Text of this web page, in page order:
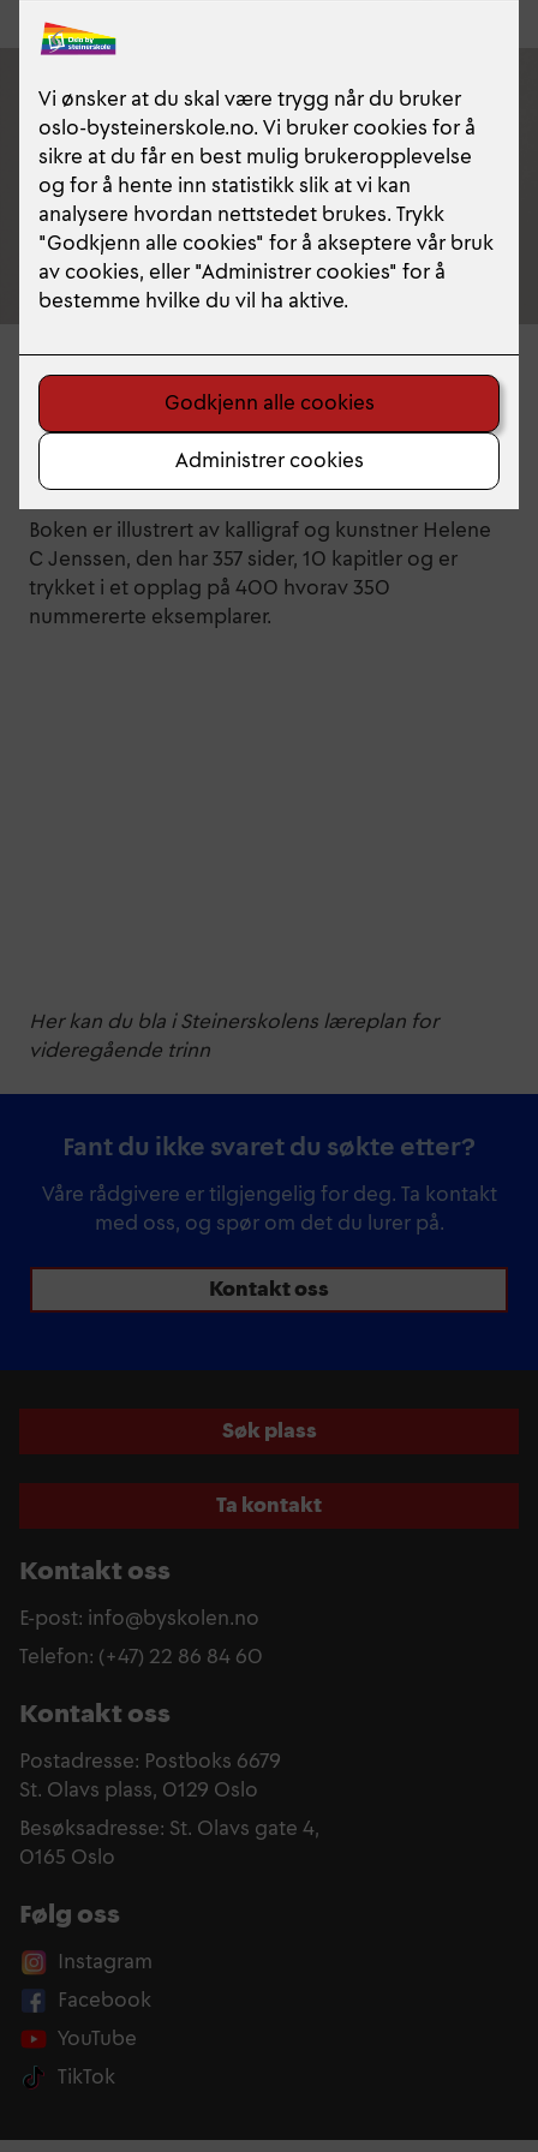
Last ned pdf av læreplanen her
samtlige fag på videregående trinn i bokform. Her
kan du laste ned
boken på ISSU. Publikasjonen på ISSU er også
søkbar.
Boken er illustrert av kalligraf og kunstner Helene
C Jenssen, den har 357 sider, 10 kapitler og er
trykket i et opplag på 400 hvorav 350
nummererte eksemplarer.
Her kan du bla i Steinerskolens læreplan for
videregående trinn
Fant du ikke svaret du søkte etter?
Våre rådgivere er tilgjengelig for deg. Ta kontakt
med oss, og spør om det du lurer på.
Kontakt oss
Søk plass
Ta kontakt
Kontakt oss
E-post: info@byskolen.no
Telefon: (+47) 22 86 84 60
Kontakt oss
Postadresse: Postboks 6679
St. Olavs plass, 0129 Oslo
Besøksadresse: St. Olavs gate 4,
0165 Oslo
Følg oss
Instagram
Facebook
YouTube
TikTok